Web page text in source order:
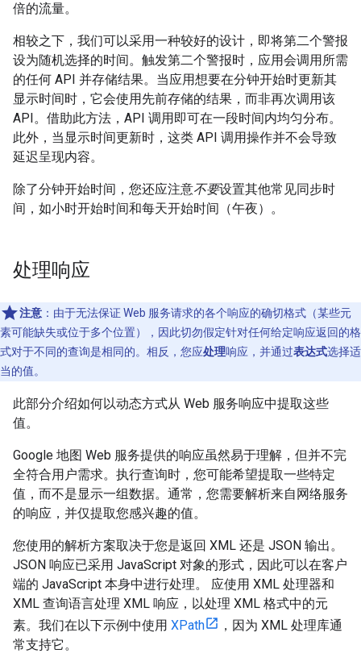
倍的流量。
相较之下，我们可以采用一种较好的设计，即将第二个警报
设为随机选择的时间。触发第二个警报时，应用会调用所需
的任何 API 并存储结果。当应用想要在分钟开始时更新其
显示时间时，它会使用先前存储的结果，而非再次调用该
API。借助此方法，API 调用即可在一段时间内均匀分布。
此外，当显示时间更新时，这类 API 调用操作并不会导致
延迟呈现内容。
除了分钟开始时间，您还应注意不要设置其他常见同步时
间，如小时开始时间和每天开始时间（午夜）。
处理响应
注意 ：由于无法保证 Web 服务请求的各个响应的确切格式（某些元
素可能缺失或位于多个位置），因此切勿假定针对任何给定响应返回的格
式对于不同的查询是相同的。相反，您应处理响应，并通过表达式选择适
当的值。
此部分介绍如何以动态方式从 Web 服务响应中提取这些
值。
Google 地图 Web 服务提供的响应虽然易于理解，但并不完
全符合用户需求。执行查询时，您可能希望提取一些特定
值，而不是显示一组数据。通常，您需要解析来自网络服务
的响应，并仅提取您感兴趣的值。
您使用的解析方案取决于您是返回 XML 还是 JSON 输出。
JSON 响应已采用 JavaScript 对象的形式，因此可以在客户
端的 JavaScript 本身中进行处理。 应使用 XML 处理器和
XML 查询语言处理 XML 响应，以处理 XML 格式中的元
素。我们在以下示例中使用 XPath
，因为 XML 处理库通
常支持它。